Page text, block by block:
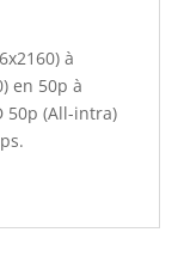
à
en 50p à
50p (All-intra)